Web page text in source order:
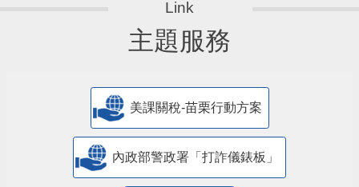
主題服務
美課關稅-苗栗行動方案
內政部警政署「打詐儀錶板」